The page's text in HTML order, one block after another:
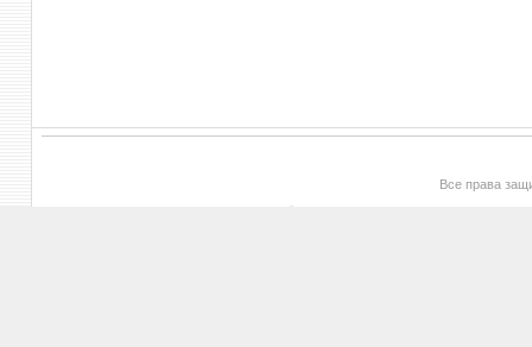
Все права